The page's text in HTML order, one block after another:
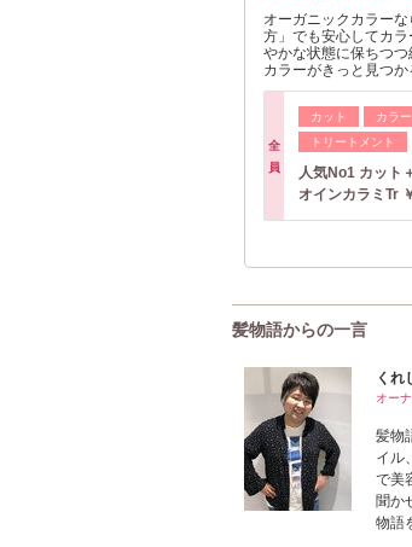
オーガニックカラー
方」でも安心してカ
やかな状態に保ちつ
カラーがきっと見つ
全
員
カット
カラー
トリートメント
人気No1 カット
オインカラミTr
髪物語からの一言
くれ
オー
髪物
イル
で美
聞か
物語